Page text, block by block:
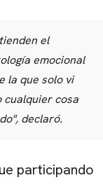
el
emocional
la que solo vi
cualquier cosa
declaró.
participando